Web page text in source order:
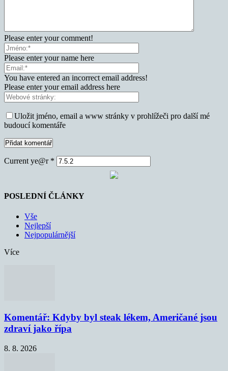
Please enter your comment!
Please enter your name here
You have entered an incorrect email address!
Please enter your email address here
Uložit jméno, email a www stránky v prohlížeči pro další mé
budoucí komentáře
Current ye@r *
POSLEDNÍ ČLÁNKY
Vše
Nejlepší
Nejpopulárnější
Více
Komentář: Kdyby byl steak lékem, Američané jsou
zdraví jako řípa
8. 8. 2026